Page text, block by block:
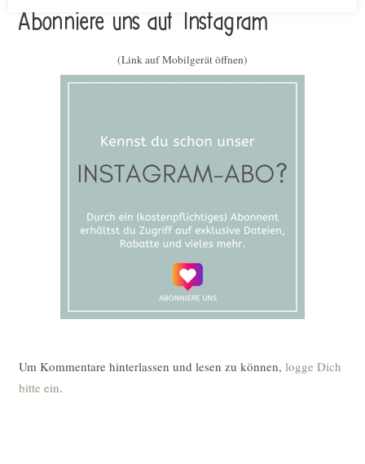
Abonniere uns auf Instagram
(Link auf Mobilgerät öffnen)
Um Kommentare hinterlassen und lesen zu können, logge Dich
bitte ein.